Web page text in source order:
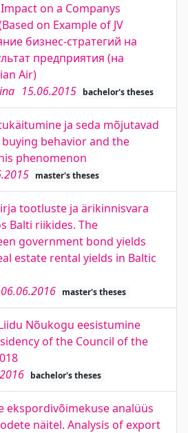
on a Companys
on Example of JV
бизнес-стратегий на
предприятия (на
Air)
15.06.2015 bachelor's theses
ja seda mõjutavad
behavior and the
phenomenon
master's theses
tootluste ja ärikinnisvara
Balti riikides. The
government bond yields
estate rental yields in Baltic
06.06.2016 master's theses
Nõukogu eesistumine
of the Council of the
bachelor's theses
ekspordivõimekuse analüüs
näitel. Analysis of export